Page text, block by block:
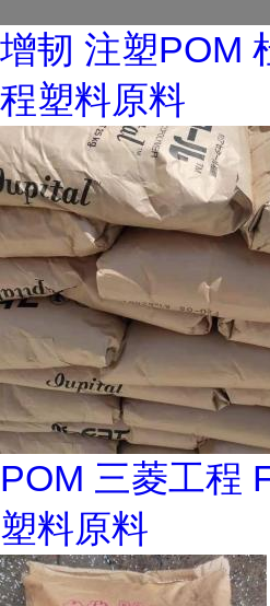
增韧 注塑POM
程塑料原料
POM 三菱工程
塑料原料